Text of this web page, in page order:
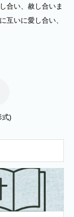
合い、赦し合いま
互いに愛し合い、
式)